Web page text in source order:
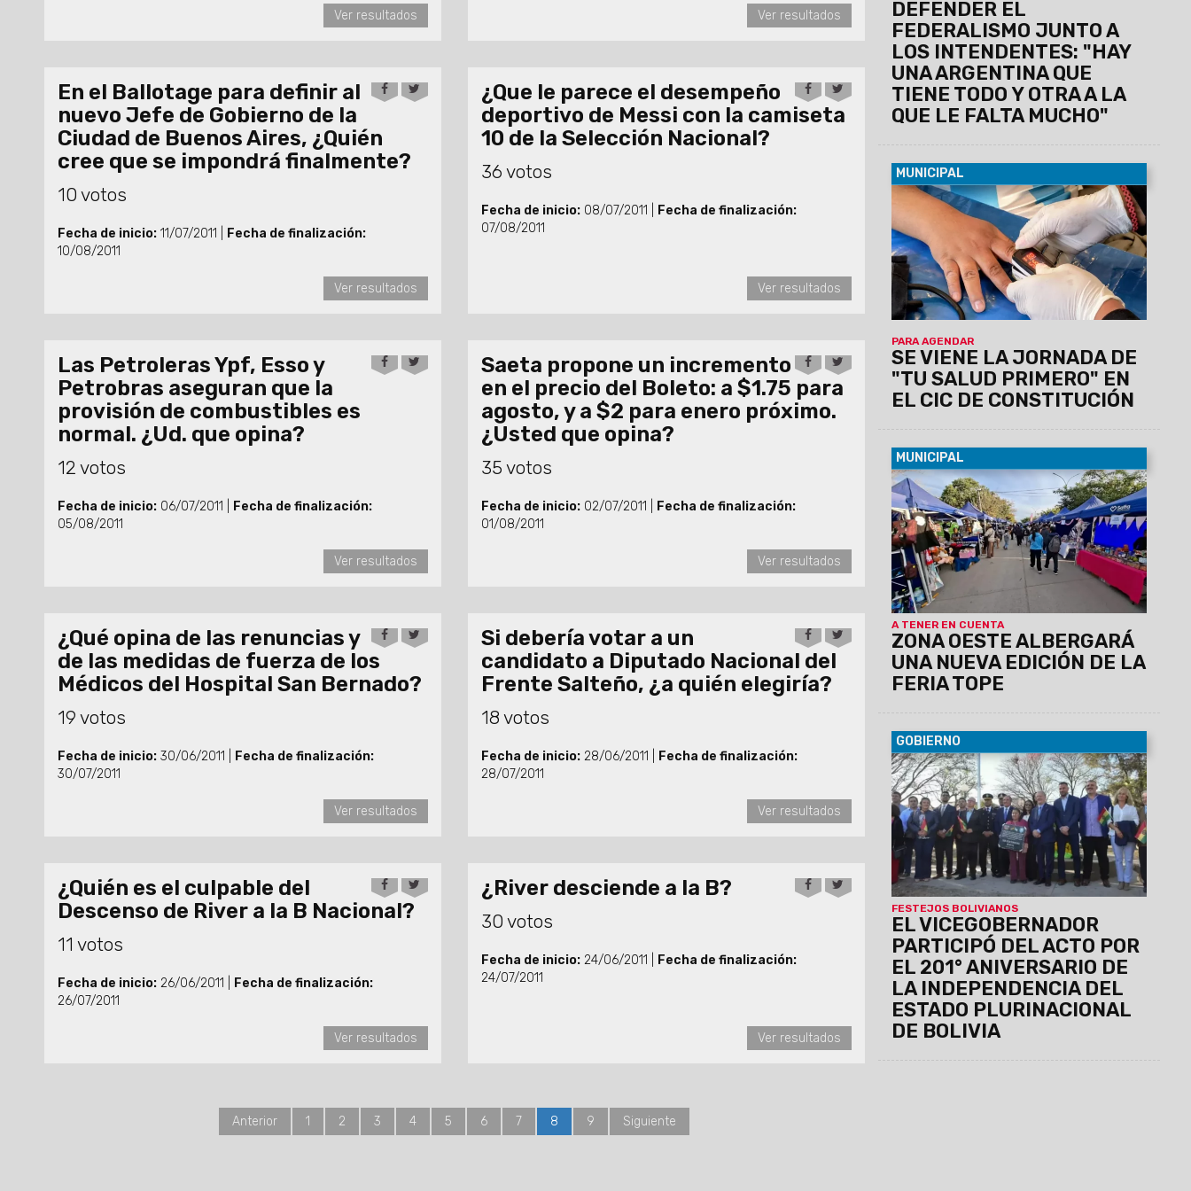
Ver resultados Ver resultados
En el Ballotage para definir al
nuevo Jefe de Gobierno de la
Ciudad de Buenos Aires, ¿Quién
cree que se impondrá finalmente?
10 votos
Fecha de inicio: 11/07/2011 |
Fecha de finalización:
10/08/2011
Ver resultados
¿Que le parece el desempeño
deportivo de Messi con la camiseta
10 de la Selección Nacional?
36 votos
Fecha de inicio:08/07/2011 |
Fecha de finalización:
07/08/2011
Ver resultados
Las Petroleras Ypf, Esso y
Petrobras aseguran que la
provisión de combustibles es
normal. ¿Ud. que opina?
12 votos
Fecha de inicio: 06/07/2011 |
Fecha de finalización:
05/08/2011
Ver resultados
Saeta propone un incremento
en el precio del Boleto: a $1.75 para
agosto, y a $2 para enero próximo.
¿Usted que opina?
35 votos
Fecha de inicio:02/07/2011 |
Fecha de finalización:
01/08/2011
Ver resultados
¿Qué opina de las renuncias y
de las medidas de fuerza de los
Médicos del Hospital San Bernado?
19 votos
Fecha de inicio: 30/06/2011 |
Fecha de finalización:
30/07/2011
Ver resultados
Si debería votar a un
candidato a Diputado Nacional del
Frente Salteño, ¿a quién elegiría?
18 votos
Fecha de inicio:28/06/2011 |
Fecha de finalización:
28/07/2011
Ver resultados
¿Quién es el culpable del
Descenso de River a la B Nacional?
11 votos
Fecha de inicio: 26/06/2011 |
Fecha de finalización:
26/07/2011
Ver resultados
¿River desciende a la B?
30 votos
Fecha de inicio:24/06/2011 |
Fecha de finalización:
24/07/2011
Ver resultados
Anterior 1 2 3 4 5 6 7 8 9 Siguiente
DEFENDER EL
FEDERALISMO JUNTO A
LOS INTENDENTES: "HAY
UNA ARGENTINA QUE
TIENE TODO Y OTRA A LA
QUE LE FALTA MUCHO"
MUNICIPAL
PARA AGENDAR
SE VIENE LA JORNADA DE
"TU SALUD PRIMERO" EN
EL CIC DE CONSTITUCIÓN
07/08/2026 Será el viernes 7 de
agosto de 9 a 12 en el predio municipal
de zona este. Habrá servicios médicos,
odontológicos, nutricionistas, enfermería
y otros. La atención será por orden de
llegada y estará destinada a vecinos de
la zona que requieran controles y
asesoramiento en salud.
MUNICIPAL
A TENER EN CUENTA
ZONA OESTE ALBERGARÁ
UNA NUEVA EDICIÓN DE LA
FERIA TOPE
07/08/2026
La actividad se llevará a
cabo el sábado 8 de agosto, de 12 a 19
horas, en barrio Grand Bourg. Se espera
una gran convocatoría, ya que habrá 110
emprendedores y el precio máximo
permitido por producto o combo será de
$20.000.
GOBIERNO
FESTEJOS BOLIVIANOS
EL VICEGOBERNADOR
PARTICIPÓ DEL ACTO POR
EL 201° ANIVERSARIO DE
LA INDEPENDENCIA DEL
ESTADO PLURINACIONAL
DE BOLIVIA
07/08/2026
Antonio Marocco
acompañó la conmemoración del
Consulado de Bolivia en Salta, donde se
destacó la histórica hermandad entre
ambos pueblos y el aporte de la
comunidad boliviana al desarrollo de la
provincia.